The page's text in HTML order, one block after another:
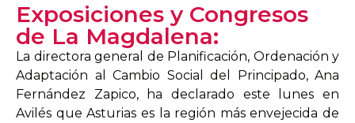
Exposiciones y Congresos
de La Magdalena:
La directora general de Planificación, Ordenación y
Adaptación al Cambio Social del Principado, Ana
Fernández Zapico, ha declarado este lunes en
Avilés que Asturias es la región más envejecida de